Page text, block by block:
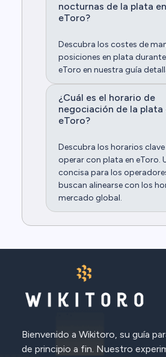
nocturnas de la plata en
eToro?
Descubra los costes de
posiciones en plata
eToro en nuestra guía
¿Cuál es el horario de
negociación de la plata
eToro?
Descubra los horarios
operar con plata en eToro.
concisa para los
buscan alinearse con los
mercado global.
Bienvenido a Wikitoro, su guía
de principio a fin. Nuestro